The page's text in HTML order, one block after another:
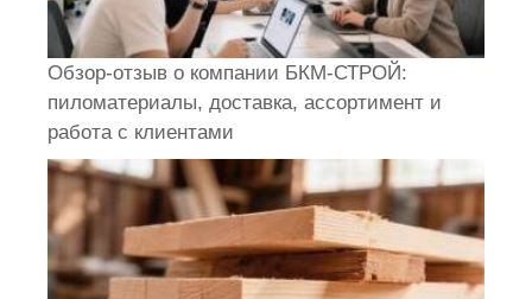
Обзор-отзыв о компании БКМ-СТРОЙ:
пиломатериалы, доставка, ассортимент и
работа с клиентами